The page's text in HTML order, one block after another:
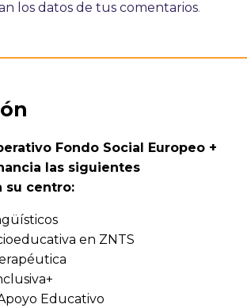
los datos de tus comentarios.
Fondo Social Europeo +
las siguientes
su centro:
en ZNTS
Educativo